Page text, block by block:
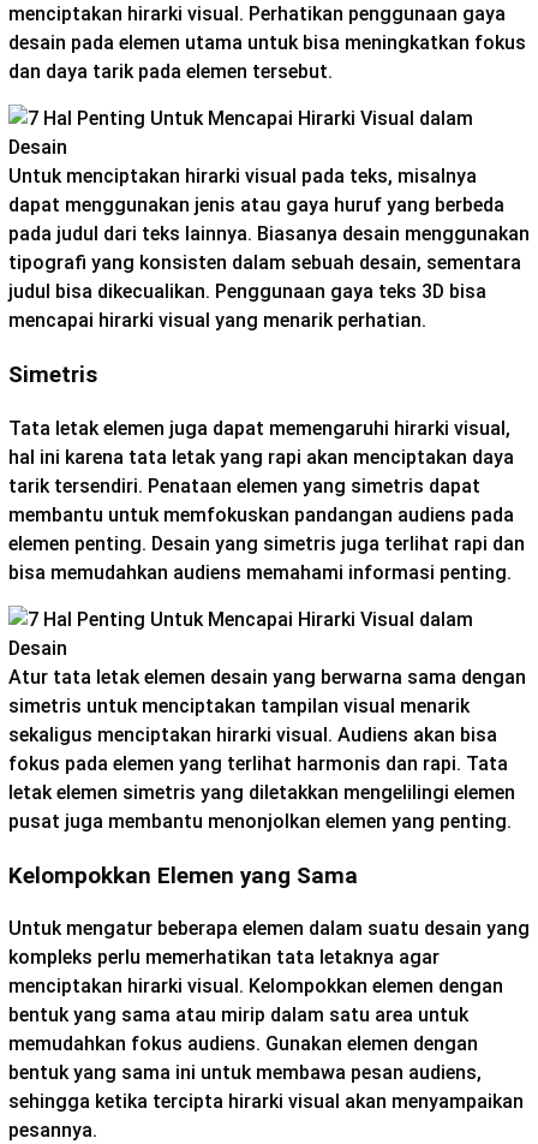
menciptakan hirarki visual. Perhatikan penggunaan gaya
desain pada elemen utama untuk bisa meningkatkan fokus
dan daya tarik pada elemen tersebut.
Untuk menciptakan hirarki visual pada teks, misalnya
dapat menggunakan jenis atau gaya huruf yang berbeda
pada judul dari teks lainnya. Biasanya desain menggunakan
tipografi yang konsisten dalam sebuah desain, sementara
judul bisa dikecualikan. Penggunaan gaya teks 3D bisa
mencapai hirarki visual yang menarik perhatian.
Simetris
Tata letak elemen juga dapat memengaruhi hirarki visual,
hal ini karena tata letak yang rapi akan menciptakan daya
tarik tersendiri. Penataan elemen yang simetris dapat
membantu untuk memfokuskan pandangan audiens pada
elemen penting. Desain yang simetris juga terlihat rapi dan
bisa memudahkan audiens memahami informasi penting.
Atur tata letak elemen desain yang berwarna sama dengan
simetris untuk menciptakan tampilan visual menarik
sekaligus menciptakan hirarki visual. Audiens akan bisa
fokus pada elemen yang terlihat harmonis dan rapi. Tata
letak elemen simetris yang diletakkan mengelilingi elemen
pusat juga membantu menonjolkan elemen yang penting.
Kelompokkan Elemen yang Sama
Untuk mengatur beberapa elemen dalam suatu desain yang
kompleks perlu memerhatikan tata letaknya agar
menciptakan hirarki visual. Kelompokkan elemen dengan
bentuk yang sama atau mirip dalam satu area untuk
memudahkan fokus audiens. Gunakan elemen dengan
bentuk yang sama ini untuk membawa pesan audiens,
sehingga ketika tercipta hirarki visual akan menyampaikan
pesannya.